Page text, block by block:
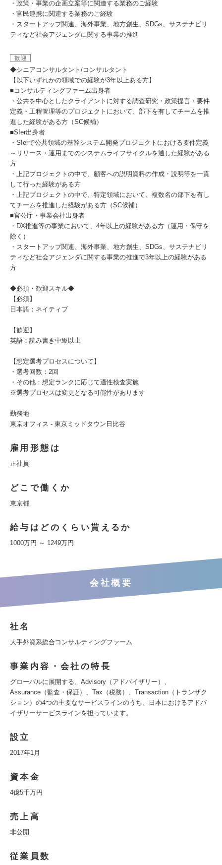
・政策・事業の企画立案等に関連する業務のご経験
・官民連携に関連する業務のご経験
・スタートアップ関連、海外事業、地方創生、SDGs、サステナビリ
ティなど社会アジェンダに関する事業の推進
歓迎
◆シニアコンサルタント/コンサルタント
【以下いずれかの領域での経験が3年以上ある方】
■コンサルティングファーム出身者
・公共を中心としたクライアントに対する調査研究・政策提言・要件
定義・工程管理等のプロジェクトにおいて、部下を有してチームを推
進した経験がある方（SC候補）
■SIer出身者
・SIerで公共領域の基幹システム開発プロジェクトにおける要件定義
～リリース・運用までのシステムライフサイクルを通した経験がある
方
・上記プロジェクトの中で、顧客への説明資料の作成・説明等を一貫
して行った経験がある方
・上記プロジェクトの中で、特定領域において、複数名の部下を有し
てチームを推進した経験がある方（SC候補）
■官公庁・事業会社出身者
・DX推進等の事業において、4年以上の経験がある方（運用・保守を
除く）
・スタートアップ関連、海外事業、地方創生、SDGs、サステナビリ
ティなど社会アジェンダに関する事業の推進で3年以上の経験がある
方
◆必須・歓迎スキル◆
【必須】
日本語：ネイティブ
【歓迎】
英語：読み書き中級以上
【想定選考プロセスについて】
・選考回数：2回
・その他：想定ランクに応じて適性検査実施
※選考プロセスは変更となる可能性があります
勤務地
東京オフィス ‐ 東京ミッドタウン日比谷
雇用形態は
正社員
どこで働くか
東京都
給与はどのくらい貰えるか
1000万円 ～ 1249万円
会社概要
社名
大手外資系総合コンサルティングファーム
事業内容・会社の特長
グローバルに展開する、Advisory（アドバイザリー）、
Assurance（監査・保証）、Tax（税務）、Transaction（トランザク
ション）の4つの主要なサービスラインのうち、日本におけるアドバ
イザリーサービスラインを担っています。
設立
2017年1月
資本金
4億5千万円
売上高
非公開
従業員数